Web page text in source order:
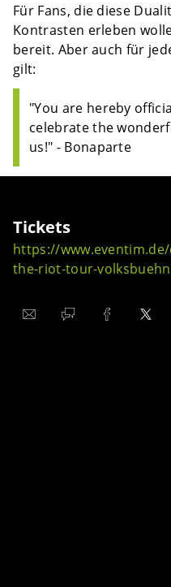
Für Fans, die diese
Kontrasten erleben
bereit. Aber auch für
gilt:
"You are hereby
celebrate the
us!" - Bonaparte
Tickets
https://
the-riot-tour-